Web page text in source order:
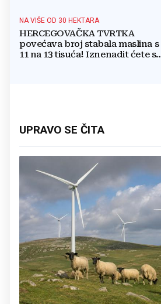
NA VIŠE OD 30 HEKTARA
HERCEGOVAČKA TVRTKA
povećava broj stabala maslina s
11 na 13 tisuća! Iznenadit ćete se
UPRAVO SE ČITA